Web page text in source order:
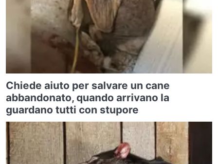
Chiede aiuto per salvare un cane
abbandonato, quando arrivano la
guardano tutti con stupore